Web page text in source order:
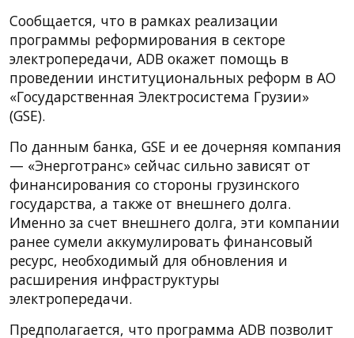
Сообщается, что в рамках реализации
программы реформирования в секторе
электропередачи, ADB окажет помощь в
проведении институциональных реформ в АО
«Государственная Электросистема Грузии»
(GSE).
По данным банка, GSE и ее дочерняя компания
— «Энерготранс» сейчас сильно зависят от
финансирования со стороны грузинского
государства, а также от внешнего долга.
Именно за счет внешнего долга, эти компании
ранее сумели аккумулировать финансовый
ресурс, необходимый для обновления и
расширения инфраструктуры
электропередачи.
Предполагается, что программа ADB позволит